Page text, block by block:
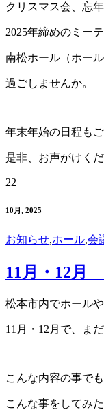
クリスマス会、忘
2025年締めのミー
南松ホール（ホー
過ごしませんか。
年末年始の日程も
是非、お声がけくだ
22
10月, 2025
お知らせ,ホール,会
11月・12月
松本市内でホール
11月・12月で、ま
こんな内容の事で
こんな事をしてみ